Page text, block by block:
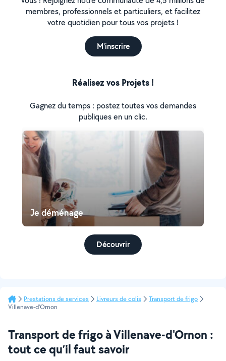
membres, professionnels et particuliers, et facilitez
votre quotidien pour tous vos projets !
M'inscrire
Réalisez vos Projets !
Gagnez du temps : postez toutes vos demandes
publiques en un clic.
Je déménage
Découvrir
Prestations de services Livreurs de colis
Transport de frigo
Villenave-d'Ornon
Transport de frigo à Villenave-d'Ornon :
tout ce qu’il faut savoir